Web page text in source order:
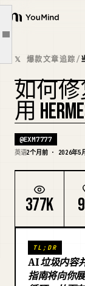
YouMind
概览
使用案例
技能
提示词
定价
下载
文章大纲
垃圾输出隐藏的两个
地方 2：你的产品输出
基准测试：你即将构
在 Hermes 中构建这
没人想听的那部分
𝕏 爆款文章追踪/
如何修
用
@EXM7777
英语2个月前 · 2026年5
377K
TL;DR
AI 垃圾内容
指南将向你